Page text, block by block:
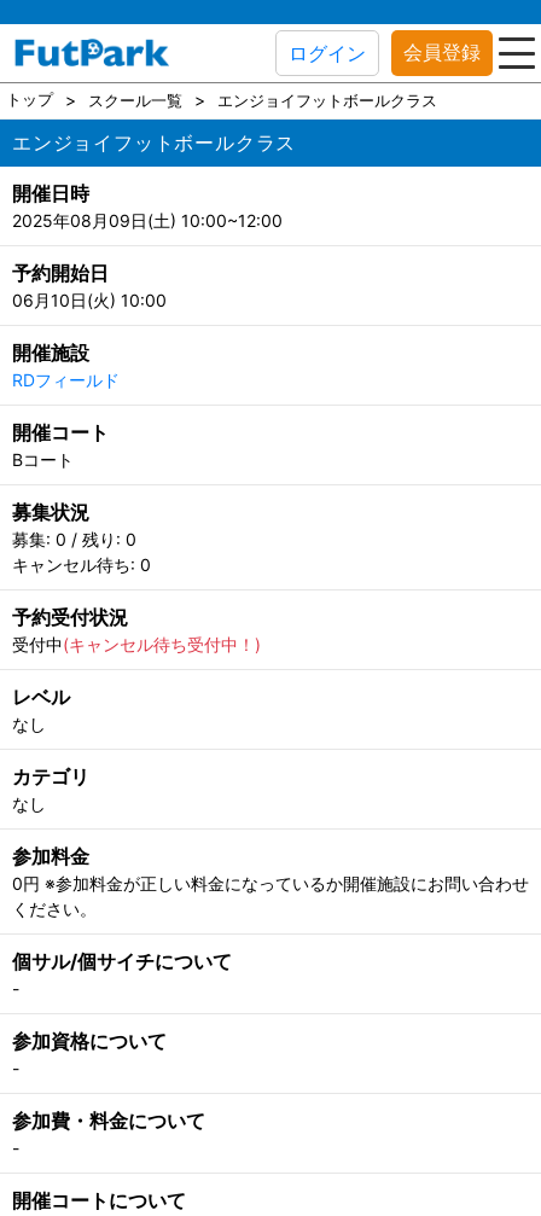
ログイン 会員登録
トップ スクール一覧 エンジョイフットボールクラス
エンジョイフットボールクラス
開催日時
2025年08月09日(土) 10:00~12:00
予約開始日
06月10日(火) 10:00
開催施設
RDフィールド
開催コート
Bコート
募集状況
募集: 0 / 残り: 0
キャンセル待ち: 0
予約受付状況
受付中(キャンセル待ち受付中！)
レベル
なし
カテゴリ
なし
参加料金
0円 ※参加料金が正しい料金になっているか開催施設にお問い合わせ
ください。
個サル/個サイチについて
-
参加資格について
-
参加費・料金について
-
開催コートについて